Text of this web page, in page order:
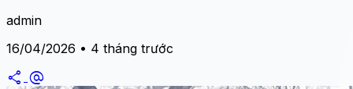
admin
16/04/2026 • 4 tháng trước
share alternate_email